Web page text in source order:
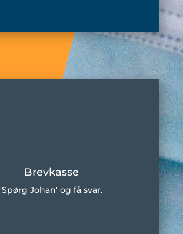
Brevkasse
'Spørg Johan' og få svar.